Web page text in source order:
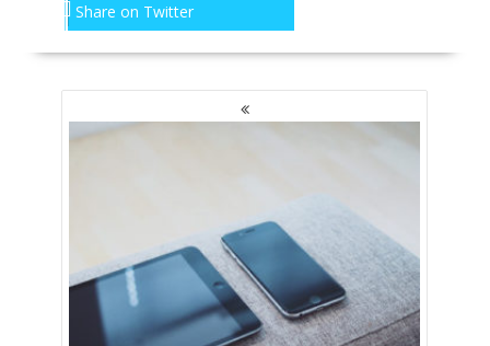
Share on Twitter
NAWIGACJA
WPISACH